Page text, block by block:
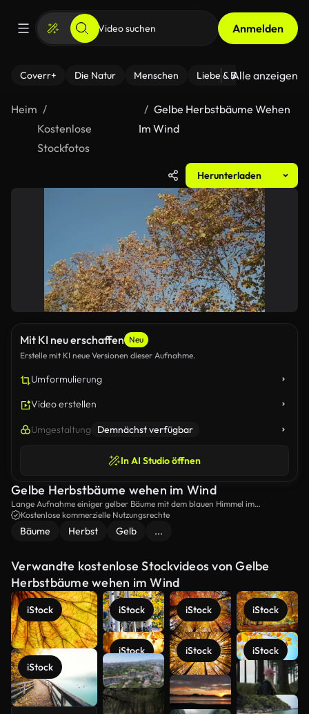
Anmelden
Coverr+ Die Natur Menschen Liebe & Beziehungen
Alle anzeigen
Heim
Kostenlose
Stockfotos
Gelbe Herbstbäume Wehen
Im Wind
Herunterladen
Mit KI neu erschaffen Neu
Erstelle mit KI neue Versionen dieser Aufnahme.
Umformulierung
Video erstellen
Umgestaltung Demnächst verfügbar
In AI Studio öffnen
Gelbe Herbstbäume wehen im Wind
Lange Aufnahme einiger gelber Bäume mit dem blauen Himmel im
Hintergrund an einem sonnigen Herbsttag.
Kostenlose kommerzielle Nutzungsrechte
Bäume Herbst Gelb ...
Verwandte kostenlose Stockvideos von Gelbe
Herbstbäume wehen im Wind
iStock
iStock
iStock
iStock
iStock
iStock
iStock
iStock
Mehr
anzeigen